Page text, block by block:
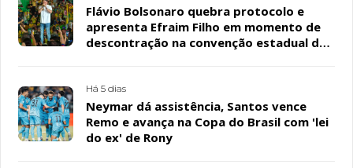
Flávio Bolsonaro quebra protocolo e
apresenta Efraim Filho em momento de
descontração na convenção estadual do
Há 5 dias
Neymar dá assistência, Santos vence
Remo e avança na Copa do Brasil com 'lei
do ex' de Rony